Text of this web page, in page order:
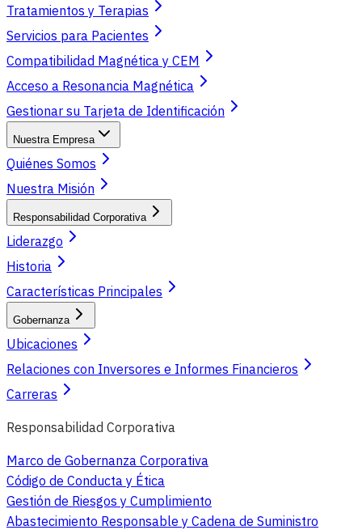
Tratamientos y Terapias
Servicios para Pacientes
Compatibilidad Magnética y CEM
Acceso a Resonancia Magnética
Gestionar su Tarjeta de Identificación
Nuestra Empresa
Quiénes Somos
Nuestra Misión
Responsabilidad Corporativa
Liderazgo
Historia
Características Principales
Gobernanza
Ubicaciones
Relaciones con Inversores e Informes Financieros
Carreras
Responsabilidad Corporativa
Marco de Gobernanza Corporativa
Código de Conducta y Ética
Gestión de Riesgos y Cumplimiento
Abastecimiento Responsable y Cadena de Suministro